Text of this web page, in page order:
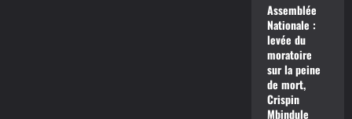
Assemblée
Nationale :
levée du
moratoire
sur la peine
de mort,
Crispin
Mbindule